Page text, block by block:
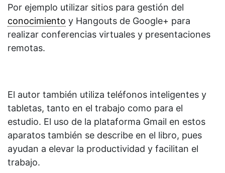
Por ejemplo utilizar sitios para gestión del
conocimiento y Hangouts de Google+ para
realizar conferencias virtuales y presentaciones
remotas.
El autor también utiliza teléfonos inteligentes y
tabletas, tanto en el trabajo como para el
estudio. El uso de la plataforma Gmail en estos
aparatos también se describe en el libro, pues
ayudan a elevar la productividad y facilitan el
trabajo.